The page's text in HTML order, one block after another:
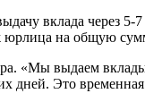
вклада через
юрлица на общую
«Мы выдаем
дней. Это